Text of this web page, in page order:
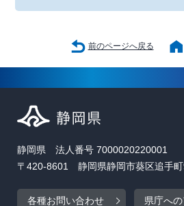
前のページへ戻る
静岡県 法人番号 7000020220001
〒420-8601 静岡県静岡市葵区追手
各種お問い合わせ 県庁へ